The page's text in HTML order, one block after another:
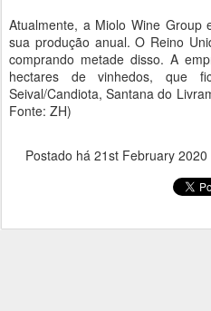
Atualmente, a Miolo Wine
sua produção anual. O Reino
comprando metade disso. A
hectares de vinhedos, que
Seival/Candiota, Santana do
Fonte: ZH)
Postado há 21st February 2020